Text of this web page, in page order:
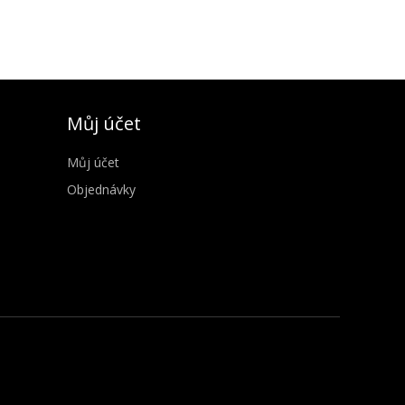
Můj účet
Můj účet
Objednávky